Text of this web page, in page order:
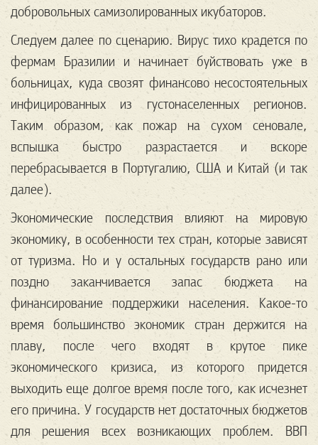
добровольных самизолированных икубаторов.
Следуем далее по сценарию. Вирус тихо крадется по
фермам Бразилии и начинает буйствовать уже в
больницах, куда свозят финансово несостоятельных
инфицированных из густонаселенных регионов.
Таким образом, как пожар на сухом сеновале,
вспышка быстро разрастается и вскоре
перебрасывается в Португалию, США и Китай (и так
далее).
Экономические последствия влияют на мировую
экономику, в особенности тех стран, которые зависят
от туризма. Но и у остальных государств рано или
поздно заканчивается запас бюджета на
финансирование поддержики населения. Какое-то
время большинство экономик стран держится на
плаву, после чего входят в крутое пике
экономического кризиса, из которого придется
выходить еще долгое время после того, как исчезнет
его причина. У государств нет достаточных бюджетов
для решения всех возникающих проблем. ВВП